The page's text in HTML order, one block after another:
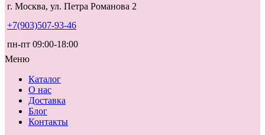
г. Москва, ул. Петра Романова 2
+7(903)507-93-46
пн-пт 09:00-18:00
Меню
Каталог
О нас
Доставка
Блог
Контакты